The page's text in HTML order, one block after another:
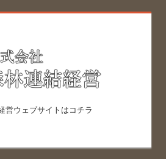
営ウェブサイトはコチラ